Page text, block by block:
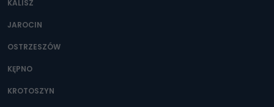
Można to zrobić pod numerem telefonu 62 735-51-05 lub
KALISZ
JAROCIN
OSTRZESZÓW
KĘPNO
KROTOSZYN